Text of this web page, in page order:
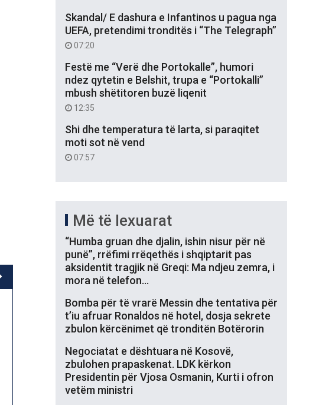
Skandal/ E dashura e Infantinos u pagua nga
UEFA, pretendimi tronditës i “The Telegraph”
07:20
Festë me “Verë dhe Portokalle”, humori
ndez qytetin e Belshit, trupa e “Portokalli”
mbush shëtitoren buzë liqenit
12:35
Shi dhe temperatura të larta, si paraqitet
moti sot në vend
07:57
Më të lexuarat
“Humba gruan dhe djalin, ishin nisur për në
punë”, rrëfimi rrëqethës i shqiptarit pas
aksidentit tragjik në Greqi: Ma ndjeu zemra, i
mora në telefon…
Bomba për të vrarë Messin dhe tentativa për
t’iu afruar Ronaldos në hotel, dosja sekrete
zbulon kërcënimet që tronditën Botërorin
Negociatat e dështuara në Kosovë,
zbulohen prapaskenat. LDK kërkon
Presidentin për Vjosa Osmanin, Kurti i ofron
vetëm ministri